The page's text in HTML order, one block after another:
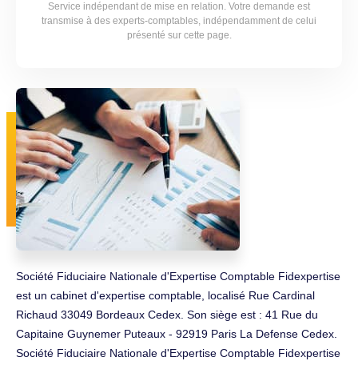
Service indépendant de mise en relation. Votre demande est
transmise à des experts-comptables, indépendamment de celui
présenté sur cette page.
Société Fiduciaire Nationale d'Expertise Comptable Fidexpertise
est un cabinet d'expertise comptable, localisé Rue Cardinal
Richaud 33049 Bordeaux Cedex. Son siège est : 41 Rue du
Capitaine Guynemer Puteaux - 92919 Paris La Defense Cedex.
Société Fiduciaire Nationale d'Expertise Comptable Fidexpertise